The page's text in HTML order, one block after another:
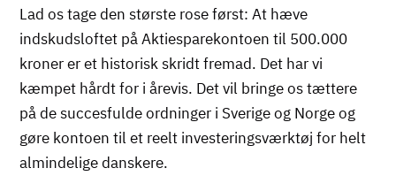
Lad os tage den største rose først: At hæve
indskudsloftet på Aktiesparekontoen til 500.000
kroner er et historisk skridt fremad. Det har vi
kæmpet hårdt for i årevis. Det vil bringe os tættere
på de succesfulde ordninger i Sverige og Norge og
gøre kontoen til et reelt investeringsværktøj for helt
almindelige danskere.